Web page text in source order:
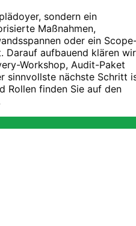
sondern ein
Maßnahmen,
oder ein
Darauf aufbauend klären wir
Workshop, Audit-Paket
sinnvollste nächste Schritt
Rollen finden Sie auf den